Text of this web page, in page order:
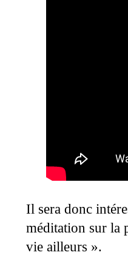
Il sera donc
méditation sur la
vie ailleurs ».